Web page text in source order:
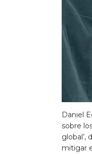
Daniel
sobre
global’,
mitigar